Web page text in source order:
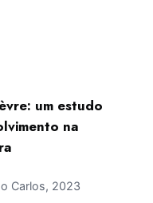
um estudo
na
Carlos, 2023